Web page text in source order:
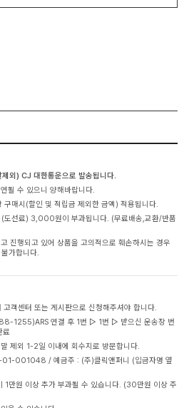
외) CJ 대한통운으로 발송됩니다.
될 수 있으니 양해바랍니다.
매시(할인 및 적립금 제외한 금액) 적용됩니다.
(도선료) 3,000원이 부과됩니다. (무료배송,교환/반품
진행되고 있어 상품을 고의적으로 훼손하시는 경우
가합니다.
객센터 또는 게시판으로 신청해주셔야 합니다.
1255)ARS 연결 후 1번 ▷ 1번 ▷ 받으신 운송장 번
료
제외 1-2일 이내에 회수지로 방문합니다.
001048 / 예금주 : (주)클릭앤퍼니 (입금자명 옆
1만원 이상 추가 부과될 수 있습니다. (30만원 이상 주